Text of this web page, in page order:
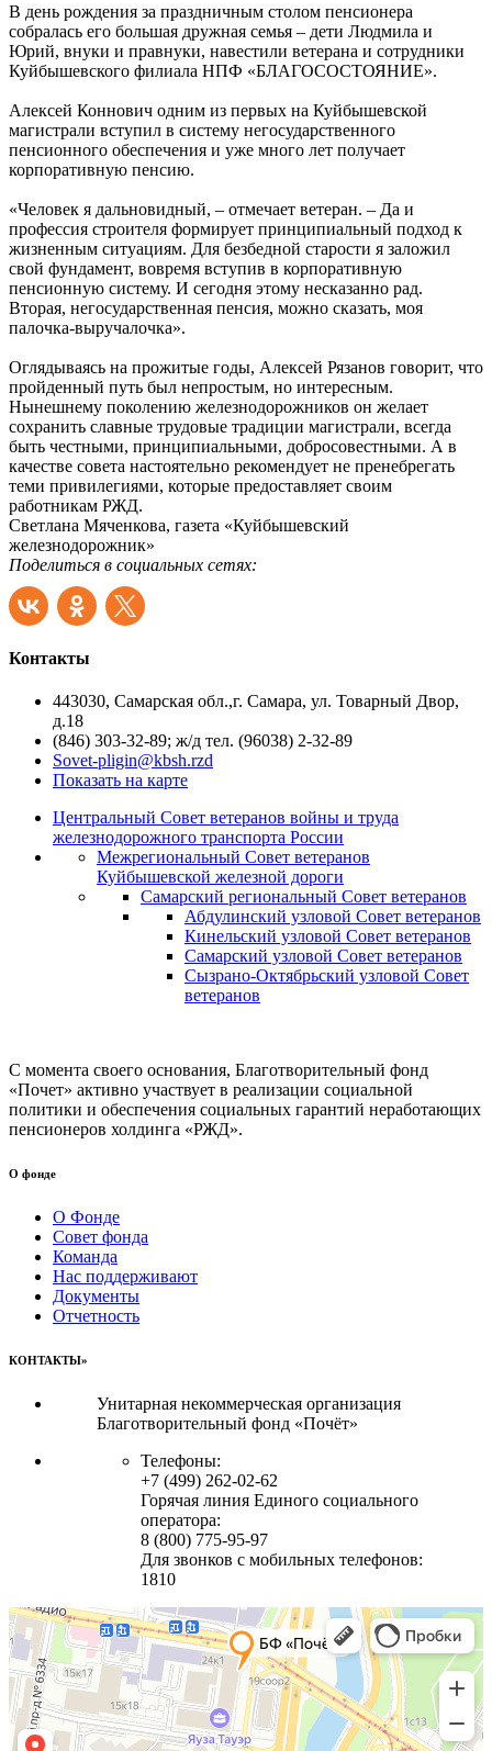
В день рождения за праздничным столом пенсионера
собралась его большая дружная семья – дети Людмила и
Юрий, внуки и правнуки, навестили ветерана и сотрудники
Куйбышевского филиала НПФ «БЛАГОСОСТОЯНИЕ».
Алексей Коннович одним из первых на Куйбышевской
магистрали вступил в систему негосударственного
пенсионного обеспечения и уже много лет получает
корпоративную пенсию.
«Человек я дальновидный, – отмечает ветеран. – Да и
профессия строителя формирует принципиальный подход к
жизненным ситуациям. Для безбедной старости я заложил
свой фундамент, вовремя вступив в корпоративную
пенсионную систему. И сегодня этому несказанно рад.
Вторая, негосударственная пенсия, можно сказать, моя
палочка-выручалочка».
Оглядываясь на прожитые годы, Алексей Рязанов говорит, что
пройденный путь был непростым, но интересным.
Нынешнему поколению железнодорожников он желает
сохранить славные трудовые традиции магистрали, всегда
быть честными, принципиальными, добросовестными. А в
качестве совета настоятельно рекомендует не пренебрегать
теми привилегиями, которые предоставляет своим
работникам РЖД.
Светлана Мяченкова, газета «Куйбышевский
железнодорожник»
Поделиться в социальных сетях:
Контакты
443030, Самарская обл.,г. Самара, ул. Товарный Двор,
д.18
(846) 303-32-89; ж/д тел. (96038) 2-32-89
Sovet-pligin@kbsh.rzd
Показать на карте
Центральный Совет ветеранов войны и труда
железнодорожного транспорта России
Межрегиональный Совет ветеранов
Куйбышевской железной дороги
Самарский региональный Совет ветеранов
Абдулинский узловой Совет ветеранов
Кинельский узловой Совет ветеранов
Самарский узловой Совет ветеранов
Сызрано-Октябрьский узловой Совет
ветеранов
С момента своего основания, Благотворительный фонд
«Почет» активно участвует в реализации социальной
политики и обеспечения социальных гарантий неработающих
пенсионеров холдинга «РЖД».
О фонде
О Фонде
Совет фонда
Команда
Нас поддерживают
Документы
Отчетность
КОНТАКТЫ»
Унитарная некоммерческая организация
Благотворительный фонд «Почёт»
Телефоны:
+7 (499) 262-02-62
Горячая линия Единого социального
оператора:
8 (800) 775-95-97
Для звонков с мобильных телефонов:
1810